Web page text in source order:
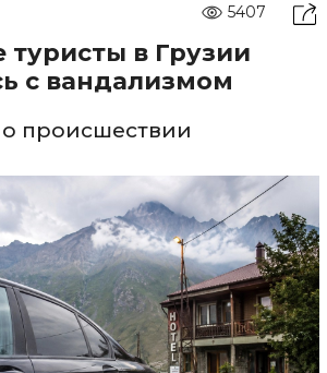
5407
туристы в Грузии
с вандализмом
о происшествии